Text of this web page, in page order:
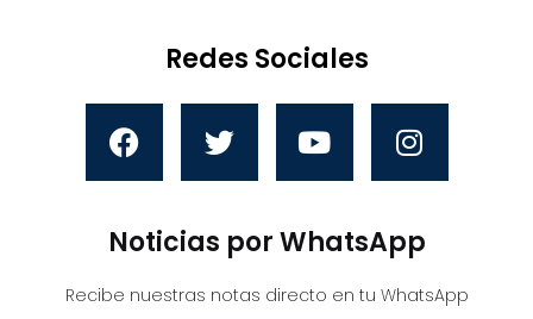
Redes Sociales
Noticias por WhatsApp
Recibe nuestras notas directo en tu WhatsApp